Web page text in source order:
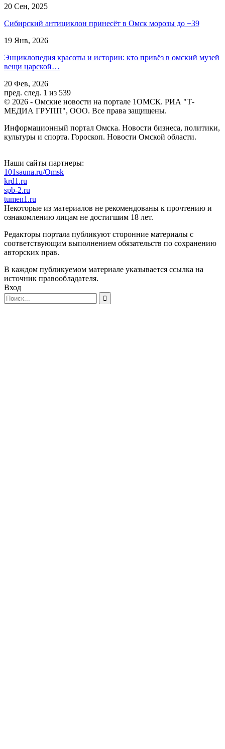
20 Сен, 2025
Сибирский антициклон принесёт в Омск морозы до −39
19 Янв, 2026
Энциклопедия красоты и истории: кто привёз в омский музей
вещи царской…
20 Фев, 2026
пред. след. 1 из 539
© 2026 - Омские новости на портале 1ОМСК. РИА "Т-
МЕДИА ГРУПП", ООО. Все права защищены.
Информационный портал Омска. Новости бизнеса, политики,
культуры и спорта. Гороскоп. Новости Омской области.
Наши сайты партнеры:
101sauna.ru/Omsk
krd1.ru
spb-2.ru
tumen1.ru
Некоторые из материалов не рекомендованы к прочтению и
ознакомлению лицам не достигшим 18 лет.
Редакторы портала публикуют сторонние материалы с
соответствующим выполнением обязательств по сохранению
авторских прав.
В каждом публикуемом материале указывается ссылка на
источник правообладателя.
Вход